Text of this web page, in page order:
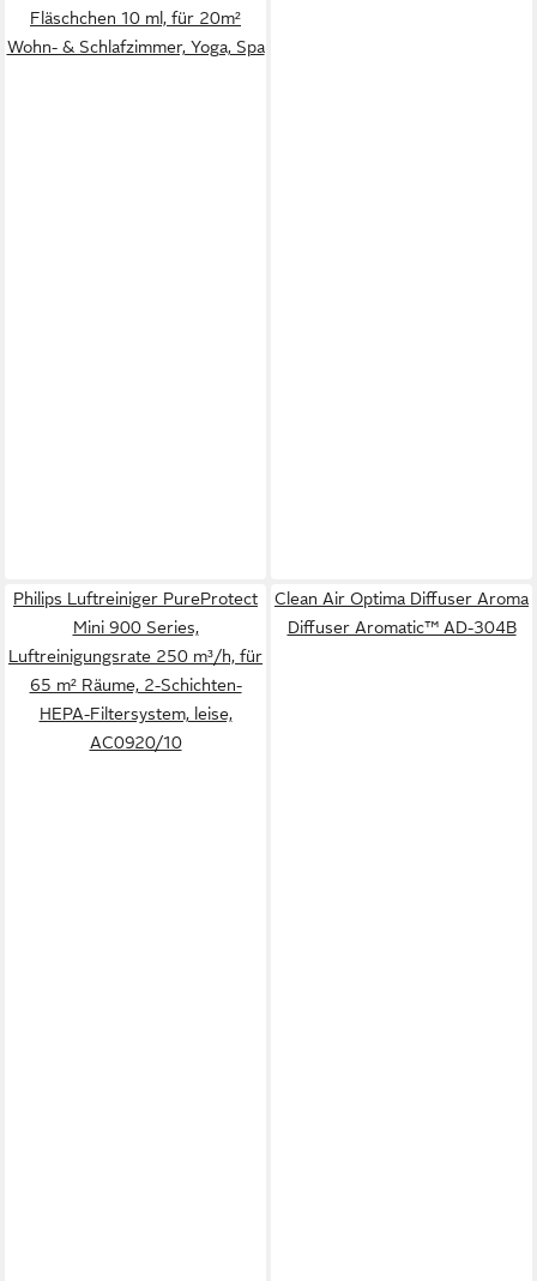
Fläschchen 10 ml, für 20m²
Wohn- & Schlafzimmer, Yoga, Spa
Philips Luftreiniger PureProtect
Mini 900 Series,
Luftreinigungsrate 250 m³/h, für
65 m² Räume, 2-Schichten-
HEPA-Filtersystem, leise,
AC0920/10
Clean Air Optima Diffuser Aroma
Diffuser Aromatic™ AD-304B